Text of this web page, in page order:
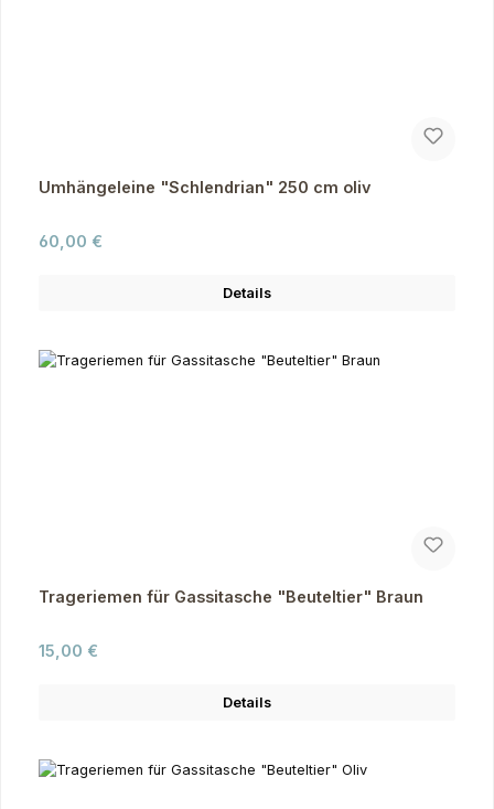
Umhängeleine "Schlendrian" 250 cm oliv
Regulärer Preis:
60,00 €
Details
Trageriemen für Gassitasche "Beuteltier" Braun
Regulärer Preis:
15,00 €
Details